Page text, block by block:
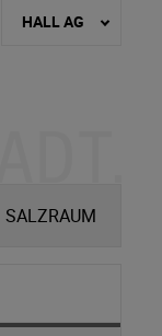
HALL AG
SALZRAUM